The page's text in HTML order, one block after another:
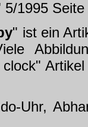
1995 Seite
" ist ein
Uhr,